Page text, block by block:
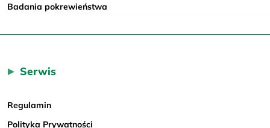
Badania pokrewieństwa
Serwis
Regulamin
Polityka Prywatności